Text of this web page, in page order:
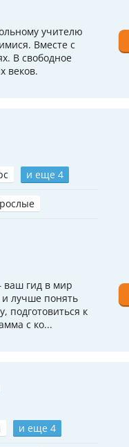
учителю
Вместе с
В свободное
веков.
и еще 4
ваш гид в мир
лучше понять
подготовиться к
с ко...
и еще 4